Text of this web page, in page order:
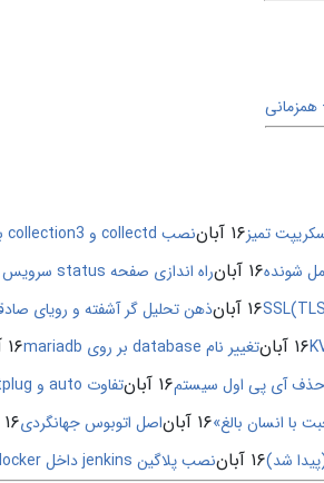
تمیز۱۶ آبان نصب collectd و collection3 به همراه nginx
۱۶ آبان راه اندازی صفحه status سرویس nginx
۱۶ آبان ذهن تحلیل گر آشفته و رویای
۱۶ آبان تغییر نام database بر روی mariadb ۱۶ آبان
حذف آی پی اول سیستم۱۶ آبان تفاوت auto و allow-hotplug در فایل interfaces
با انسان بالغ»۱۶ آبان اصل اتوبوس جهانگردی۱۶ آبان
شد)۱۶ آبان نصب پلاگین jenkins داخل docker